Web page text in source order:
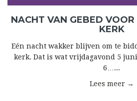
NACHT VAN GEBED
KERK
Eén nacht wakker blijven om te
kerk. Dat is wat vrijdagavond 5
6…...
Lees meer →